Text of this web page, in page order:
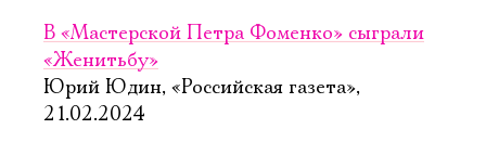
В «Мастерской Петра Фоменко» сыграли
«Женитьбу»
Юрий Юдин, «Российская газета»,
21.02.2024